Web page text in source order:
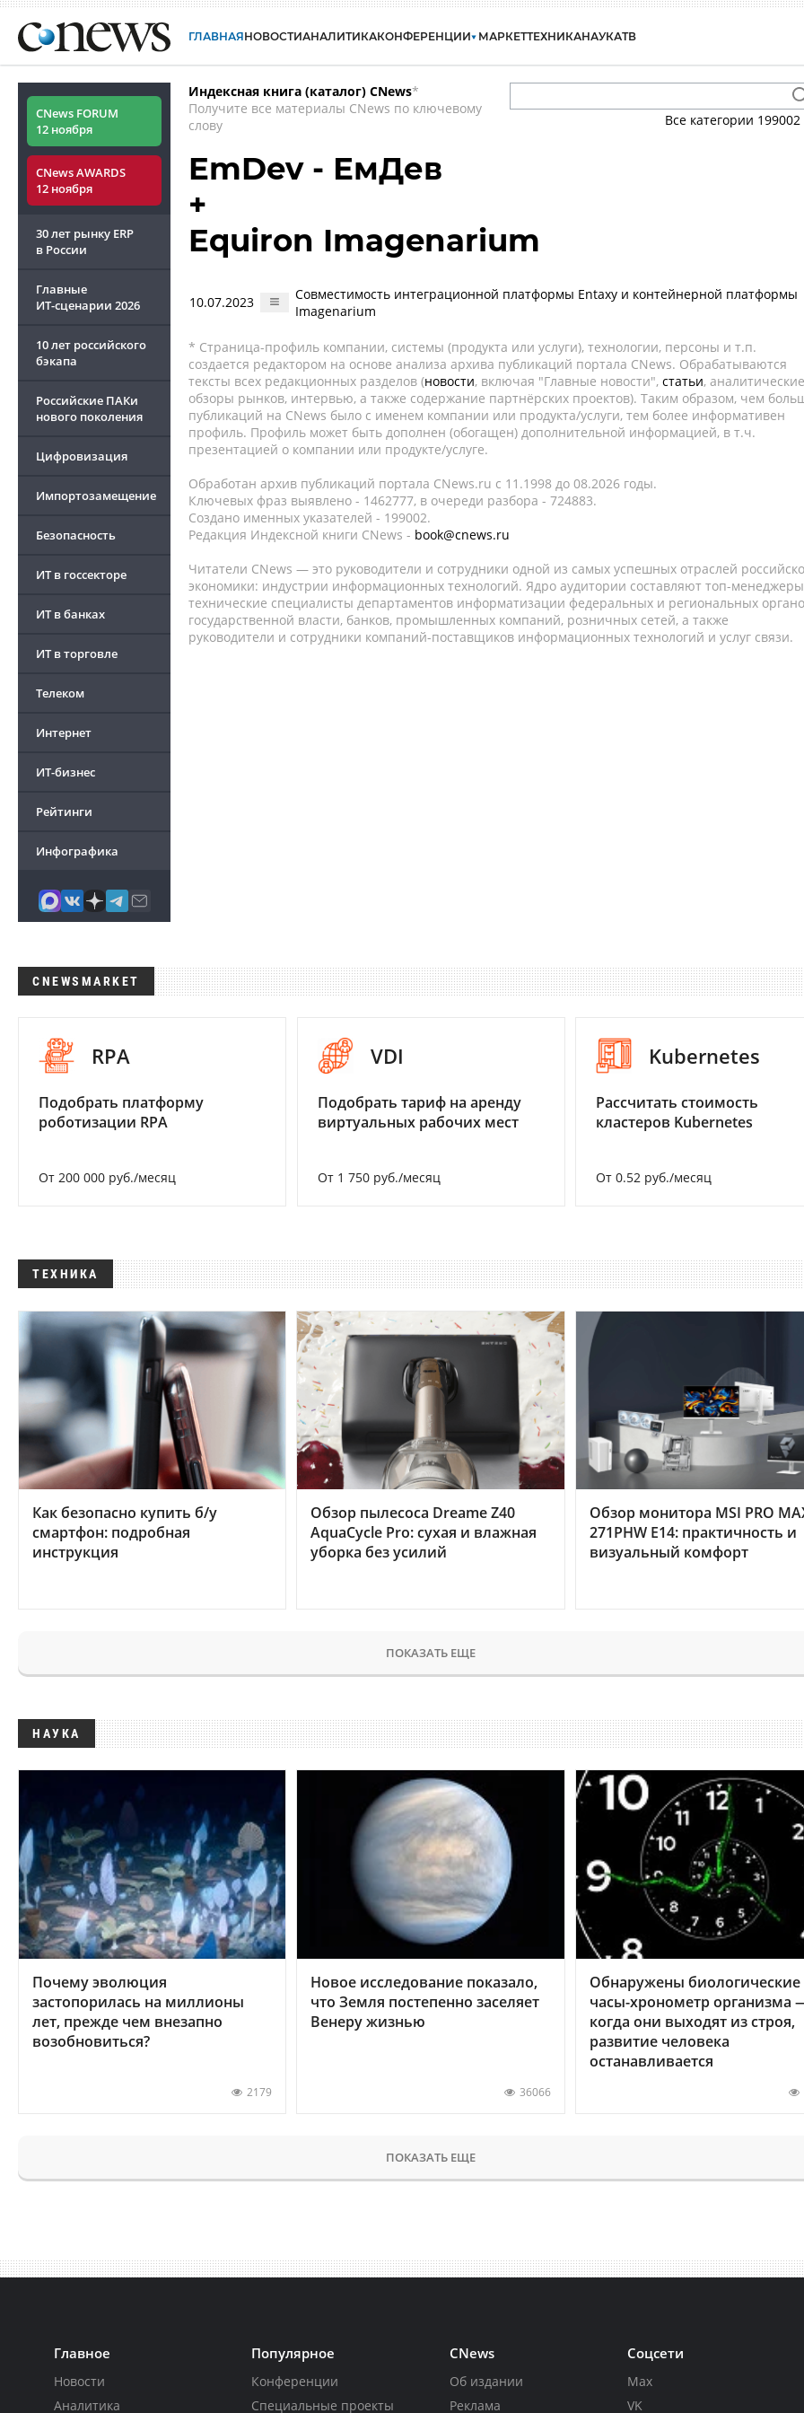
ГЛАВНАЯНОВОСТИАНАЛИТИКАКОНФЕРЕНЦИИ МАРКЕТТЕХНИКАНАУКАТВ
CNews FORUM
12 ноября
CNews AWARDS
12 ноября
30 лет рынку ERP
в России
Главные
ИТ-сценарии 2026
10 лет российского
бэкапа
Российские ПАКи
нового поколения
Цифровизация
Импортозамещение
Безопасность
ИТ в госсекторе
ИТ в банках
ИТ в торговле
Телеком
Интернет
ИТ-бизнес
Рейтинги
Инфографика
Индексная книга (каталог) CNews*
Получите все материалы CNews по ключевому
слову
Все категории 199002
EmDev - ЕмДев
+
Equiron Imagenarium
10.07.2023
Совместимость интеграционной платформы Entaxy и контейнерной платформы
Imagenarium
* Страница-профиль компании, системы (продукта или услуги), технологии, персоны и т.п.
создается редактором на основе анализа архива публикаций портала CNews. Обрабатываются
тексты всех редакционных разделов (новости, включая "Главные новости", статьи, аналитические
обзоры рынков, интервью, а также содержание партнёрских проектов). Таким образом, чем
публикаций на CNews было с именем компании или продукта/услуги, тем более информативен
профиль. Профиль может быть дополнен (обогащен) дополнительной информацией, в т.ч.
презентацией о компании или продукте/услуге.
Обработан архив публикаций портала CNews.ru c 11.1998 до 08.2026 годы.
Ключевых фраз выявлено - 1462777, в очереди разбора - 724883.
Создано именных указателей - 199002.
Редакция Индексной книги CNews - book@cnews.ru
Читатели CNews — это руководители и сотрудники одной из самых успешных отраслей
экономики: индустрии информационных технологий. Ядро аудитории составляют топ-
технические специалисты департаментов информатизации федеральных и региональных
государственной власти, банков, промышленных компаний, розничных сетей, а также
руководители и сотрудники компаний-поставщиков информационных технологий и услуг связи.
CNEWSMARKET
RPA
Подобрать платформу
роботизации RPA
От 200 000 руб./месяц
VDI
Подобрать тариф на аренду
виртуальных рабочих мест
От 1 750 руб./месяц
Kubernetes
Рассчитать стоимость
кластеров Kubernetes
От 0.52 руб./месяц
ТЕХНИКА
Как безопасно купить б/у
смартфон: подробная
инструкция
Обзор пылесоса Dreame Z40
AquaCycle Pro: сухая и влажная
уборка без усилий
Обзор монитора MSI PRO
271PHW E14: практичность и
визуальный комфорт
ПОКАЗАТЬ ЕЩЕ
НАУКА
Почему эволюция
застопорилась на миллионы
лет, прежде чем внезапно
возобновиться?
2179
Новое исследование показало,
что Земля постепенно заселяет
Венеру жизнью
36066
Обнаружены биологические
часы-хронометр организма
когда они выходят из строя,
развитие человека
останавливается
ПОКАЗАТЬ ЕЩЕ
Главное
Новости
Аналитика
Популярное
Конференции
Специальные проекты
CNews
Об издании
Реклама
Соцсети
Max
VK